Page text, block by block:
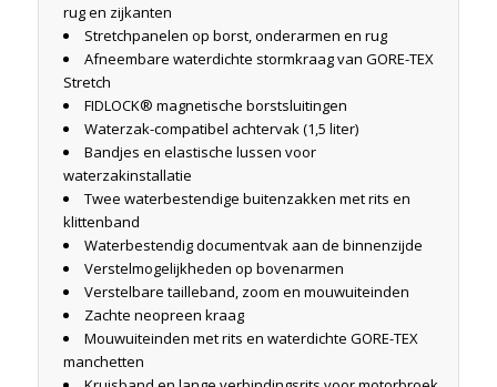
rug en zijkanten
Stretchpanelen op borst, onderarmen en rug
Afneembare waterdichte stormkraag van GORE-TEX
Stretch
FIDLOCK® magnetische borstsluitingen
Waterzak-compatibel achtervak (1,5 liter)
Bandjes en elastische lussen voor
waterzakinstallatie
Twee waterbestendige buitenzakken met rits en
klittenband
Waterbestendig documentvak aan de binnenzijde
Verstelmogelijkheden op bovenarmen
Verstelbare tailleband, zoom en mouwuiteinden
Zachte neopreen kraag
Mouwuiteinden met rits en waterdichte GORE-TEX
manchetten